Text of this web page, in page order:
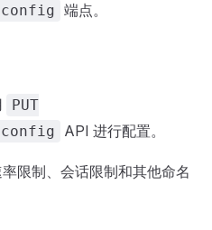
config 端点。
PUT
config
API 进行配置。
限制、会话限制和其他命名